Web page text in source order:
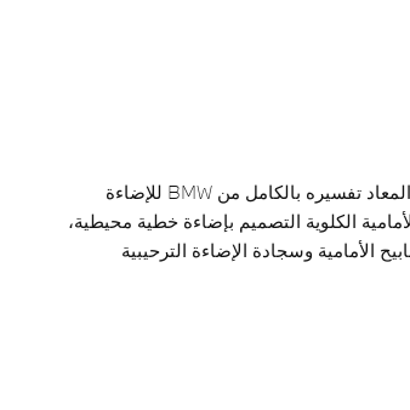
من أبرز ميزات السيارة التصميم المعاد تفسيره بالكامل من BMW للإضاءة
الكلوية التصميم بإضاءة خطية محيطية،
الأمامية وسجادة الإضاءة الترحيبية